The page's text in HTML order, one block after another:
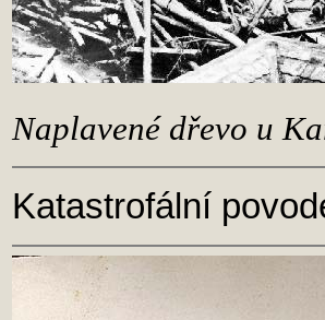
Naplavené dřevo u
Katastrofální